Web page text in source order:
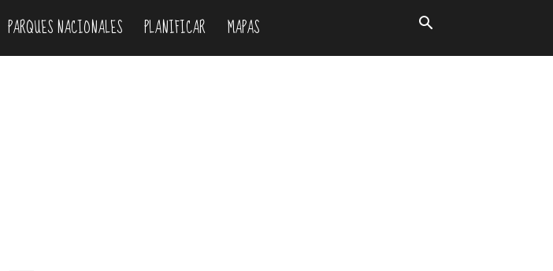
PARQUES NACIONALES PLANIFICAR MAPAS